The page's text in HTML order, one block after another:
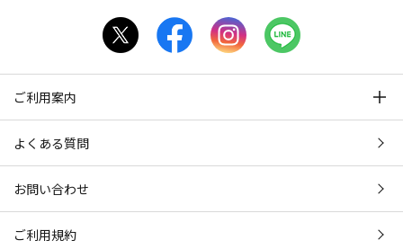
ご利用案内
よくある質問
お問い合わせ
ご利用規約